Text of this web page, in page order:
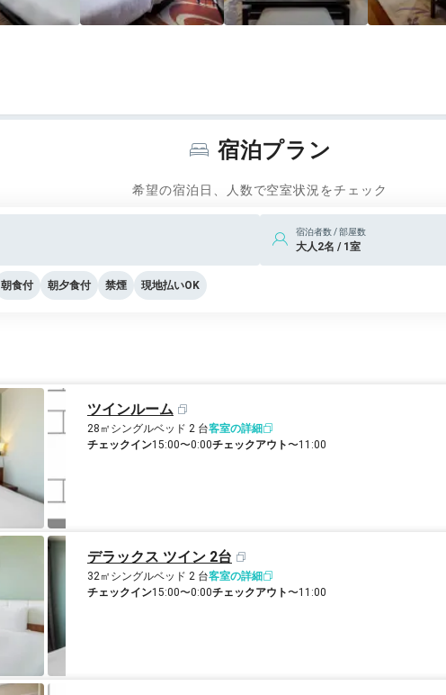
宿泊プラン
希望の宿泊日、人数で空室状況をチェック
宿泊者数 / 部屋数
大人2名 / 1室
朝食付 朝夕食付 禁煙 現地払いOK
ツインルーム
28㎡ シングルベッド 2 台客室の詳細
チェックイン15:00〜0:00チェックアウト〜11:00
デラックス ツイン 2台
32㎡ シングルベッド 2 台客室の詳細
チェックイン15:00〜0:00チェックアウト〜11:00